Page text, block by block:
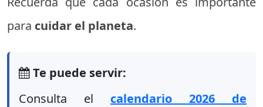
para cuidar el planeta.
Te puede servir:
Consulta el calendario 2026 de